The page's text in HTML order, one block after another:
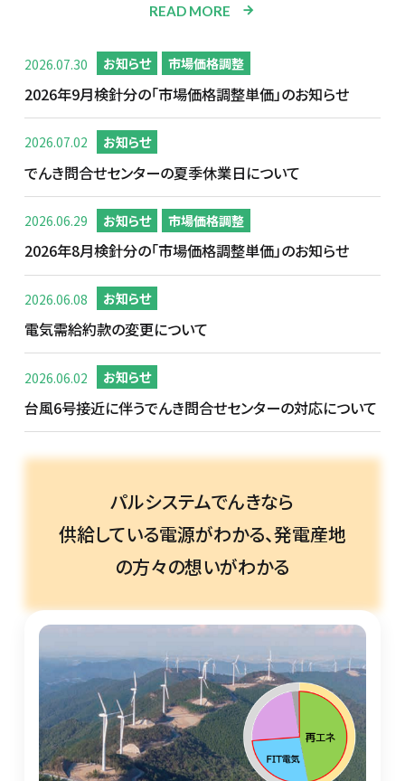
READ MORE
2026.07.30 お知らせ 市場価格調整
2026年9月検針分の「市場価格調整単価」のお知らせ
2026.07.02 お知らせ
でんき問合せセンターの夏季休業日について
2026.06.29 お知らせ 市場価格調整
2026年8月検針分の「市場価格調整単価」のお知らせ
2026.06.08 お知らせ
電気需給約款の変更について
2026.06.02 お知らせ
台風6号接近に伴うでんき問合せセンターの対応について
パルシステムでんきなら
供給している電源がわかる、発電産地
の方々の想いがわかる